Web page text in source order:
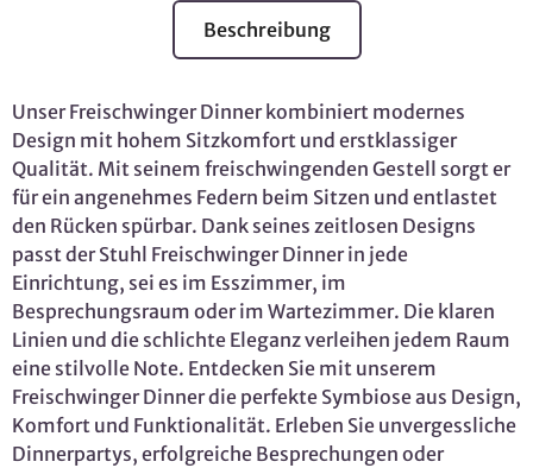
Beschreibung
Unser Freischwinger Dinner kombiniert modernes
Design mit hohem Sitzkomfort und erstklassiger
Qualität. Mit seinem freischwingenden Gestell sorgt er
für ein angenehmes Federn beim Sitzen und entlastet
den Rücken spürbar. Dank seines zeitlosen Designs
passt der Stuhl Freischwinger Dinner in jede
Einrichtung, sei es im Esszimmer, im
Besprechungsraum oder im Wartezimmer. Die klaren
Linien und die schlichte Eleganz verleihen jedem Raum
eine stilvolle Note. Entdecken Sie mit unserem
Freischwinger Dinner die perfekte Symbiose aus Design,
Komfort und Funktionalität. Erleben Sie unvergessliche
Dinnerpartys, erfolgreiche Besprechungen oder